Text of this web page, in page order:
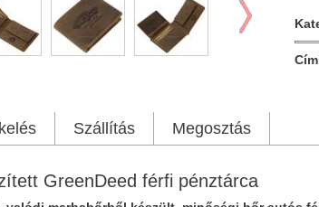
Szállítás Megosztás
GreenDeed férfi pénztárca